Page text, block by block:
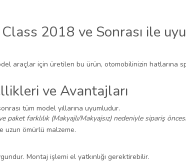
2018 ve Sonrası ile
araçlar için üretilen bu ürün, otomobilinizin hatlarına
ve Avantajları
tüm model yıllarına uyumludur.
paket farklılık (Makyajlı/Makyajsız) nedeniyle sipariş
uzun ömürlü malzeme.
Montaj işlemi el yatkınlığı gerektirebilir.